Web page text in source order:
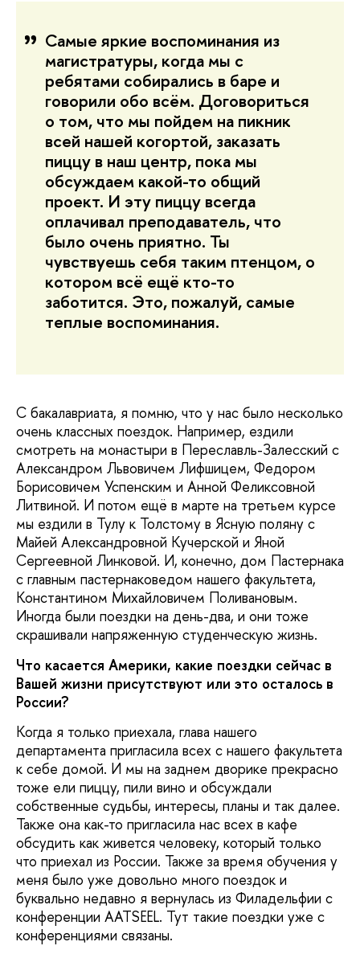
Самые яркие воспоминания из
магистратуры, когда мы с
ребятами собирались в баре и
говорили обо всём. Договориться
о том, что мы пойдем на пикник
всей нашей когортой, заказать
пиццу в наш центр, пока мы
обсуждаем какой-то общий
проект. И эту пиццу всегда
оплачивал преподаватель, что
было очень приятно. Ты
чувствуешь себя таким птенцом, о
котором всё ещё кто-то
заботится. Это, пожалуй, самые
теплые воспоминания.
С бакалавриата, я помню, что у нас было несколько
очень классных поездок. Например, ездили
смотреть на монастыри в Переславль-Залесский с
Александром Львовичем Лифшицем, Федором
Борисовичем Успенским и Анной Феликсовной
Литвиной. И потом ещё в марте на третьем курсе
мы ездили в Тулу к Толстому в Ясную поляну с
Майей Александровной Кучерской и Яной
Сергеевной Линковой. И, конечно, дом Пастернака
с главным пастернаковедом нашего факультета,
Константином Михайловичем Поливановым.
Иногда были поездки на день-два, и они тоже
скрашивали напряженную студенческую жизнь.
Что касается Америки, какие поездки сейчас в
Вашей жизни присутствуют или это осталось в
России?
Когда я только приехала, глава нашего
департамента пригласила всех с нашего факультета
к себе домой. И мы на заднем дворике прекрасно
тоже ели пиццу, пили вино и обсуждали
собственные судьбы, интересы, планы и так далее.
Также она как-то пригласила нас всех в кафе
обсудить как живется человеку, который только
что приехал из России. Также за время обучения у
меня было уже довольно много поездок и
буквально недавно я вернулась из Филадельфии с
конференции AATSEEL. Тут такие поездки уже с
конференциями связаны.